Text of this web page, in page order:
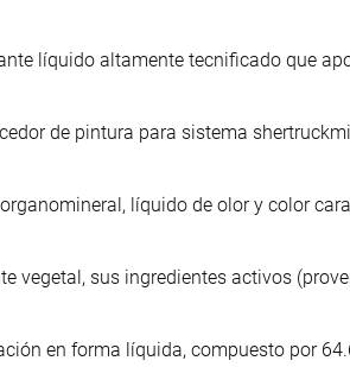
líquido altamente tecnificado que
de pintura para sistema
líquido de olor y color
vegetal, sus ingredientes activos
en forma líquida, compuesto por